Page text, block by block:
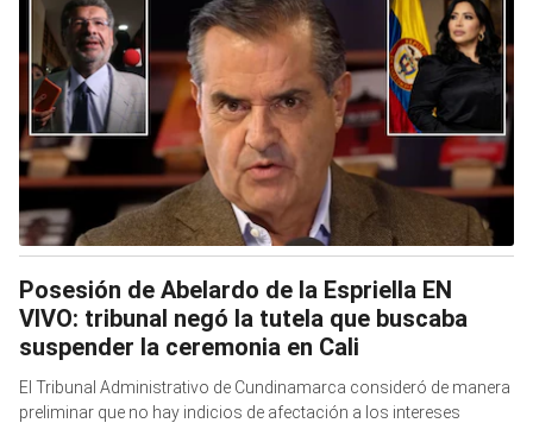
Posesión de Abelardo de la Espriella EN
VIVO: tribunal negó la tutela que buscaba
suspender la ceremonia en Cali
El Tribunal Administrativo de Cundinamarca consideró de manera
preliminar que no hay indicios de afectación a los intereses